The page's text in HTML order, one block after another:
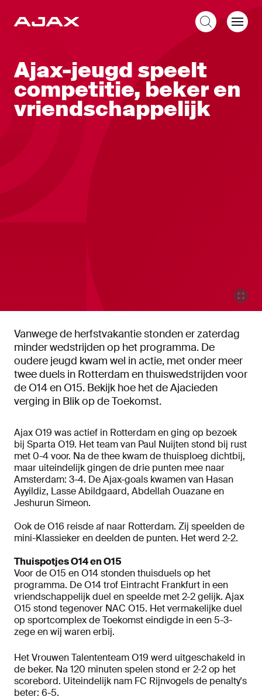
Ajax-jeugd speelt
competitie, beker en
vriendschappelijk
Vanwege de herfstvakantie stonden er zaterdag
minder wedstrijden op het programma. De
oudere jeugd kwam wel in actie, met onder meer
twee duels in Rotterdam en thuiswedstrijden voor
de O14 en O15. Bekijk hoe het de Ajacieden
verging in Blik op de Toekomst.
Ajax O19 was actief in Rotterdam en ging op bezoek
bij Sparta O19. Het team van Paul Nuijten stond bij rust
met 0-4 voor. Na de thee kwam de thuisploeg dichtbij,
maar uiteindelijk gingen de drie punten mee naar
Amsterdam: 3-4. De Ajax-goals kwamen van Hasan
Ayyildiz, Lasse Abildgaard, Abdellah Ouazane en
Jeshurun Simeon.
Ook de O16 reisde af naar Rotterdam. Zij speelden de
mini-Klassieker en deelden de punten. Het werd 2-2.
Thuispotjes O14 en O15
Voor de O15 en O14 stonden thuisduels op het
programma. De O14 trof Eintracht Frankfurt in een
vriendschappelijk duel en speelde met 2-2 gelijk. Ajax
O15 stond tegenover NAC O15. Het vermakelijke duel
op sportcomplex de Toekomst eindigde in een 5-3-
zege en wij waren erbij.
Het Vrouwen Talententeam O19 werd uitgeschakeld in
de beker. Na 120 minuten spelen stond er 2-2 op het
scorebord. Uiteindelijk nam FC Rijnvogels de penalty's
beter: 6-5.